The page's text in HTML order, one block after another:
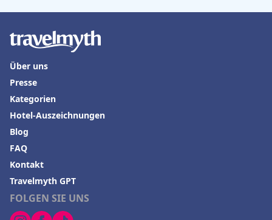
FOLGEN SIE UNS
Über uns
Presse
Kategorien
Hotel-Auszeichnungen
Blog
FAQ
Kontakt
Travelmyth GPT